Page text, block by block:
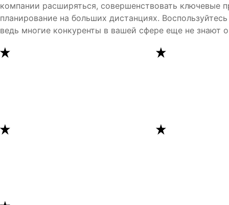
компании расширяться, совершенствовать ключевые
планирование на больших дистанциях.
ведь многие конкуренты в вашей сфере еще не